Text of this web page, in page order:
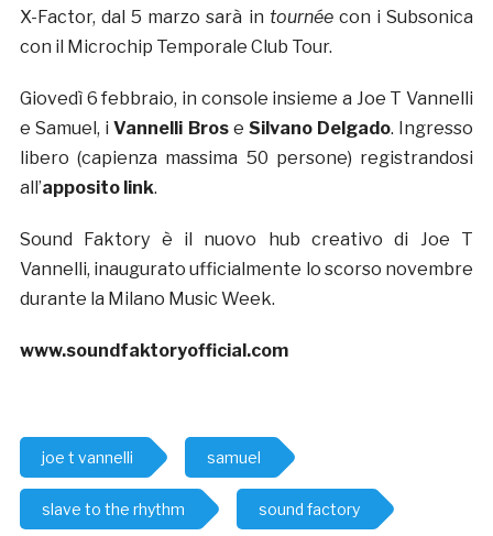
X-Factor, dal 5 marzo sarà in tournée con i Subsonica
con il Microchip Temporale Club Tour.
Giovedì 6 febbraio, in console insieme a Joe T Vannelli
e Samuel, iVannelli Brose Silvano Delgado. Ingresso
libero (capienza massima 50 persone) registrandosi
all’apposito link.
Sound Faktory è il nuovo hub creativo di Joe T
Vannelli, inaugurato ufficialmente lo scorso novembre
durante la Milano Music Week.
www.soundfaktoryofficial.com
joe t vannelli samuel
slave to the rhythm sound factory